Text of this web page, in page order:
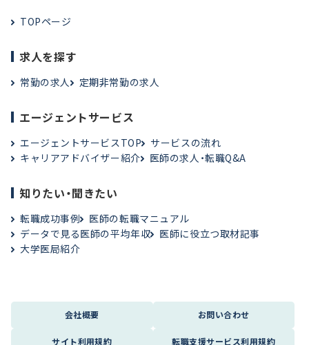
TOPページ
求人を探す
常勤の求人 定期非常勤の求人
エージェントサービス
エージェントサービスTOP
サービスの流れ
キャリアアドバイザー紹介
医師の求人・転職Q&A
知りたい・聞きたい
転職成功事例
医師の転職マニュアル
データで見る医師の平均年収
医師に役立つ取材記事
大学医局紹介
会社概要 お問い合わせ
サイト利用規約 転職支援サービス利用規約